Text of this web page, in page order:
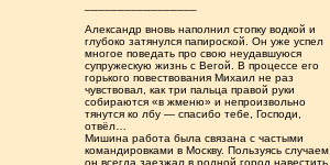
Александр вновь наполнил стопку водкой и
глубоко затянулся папироской. Он уже успел
многое поведать про свою неудавшуюся
супружескую жизнь с Вегой. В процессе его
горького повествования Михаил не раз
чувствовал, как три пальца правой руки
собираются «в жменю» и непроизвольно
тянутся ко лбу — спасибо тебе, Господи,
отвёл…
Мишина работа была связана с частыми
командировками в Москву. Пользуясь случаем,
он всегда заезжал в родной город навестить